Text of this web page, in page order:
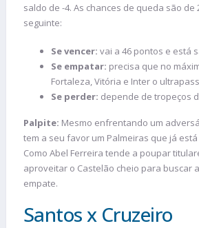
saldo de -4. As chances de queda são de
seguinte:
Se vencer: vai a 46 pontos e está
Se empatar: precisa que no
Fortaleza, Vitória e Inter o
Se perder: depende de tropeços
Palpite: Mesmo enfrentando um
tem a seu favor um Palmeiras que já
Como Abel Ferreira tende a poupar
aproveitar o Castelão cheio para buscar
empate.
Santos x Cruzeiro